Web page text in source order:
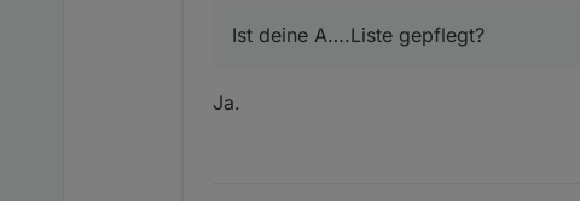
Ist deine A….Liste gepflegt?
Ja.